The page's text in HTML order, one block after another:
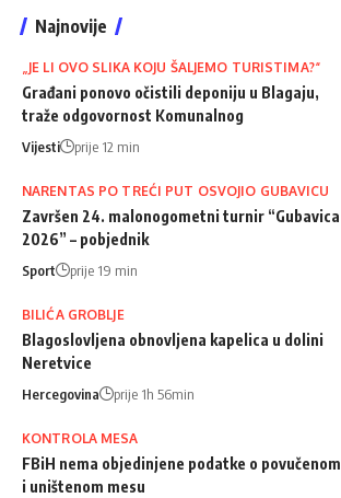
Najnovije
„JE LI OVO SLIKA KOJU ŠALJEMO TURISTIMA?“
Građani ponovo očistili deponiju u Blagaju,
traže odgovornost Komunalnog
Vijesti prije 12 min
NARENTAS PO TREĆI PUT OSVOJIO GUBAVICU
Završen 24. malonogometni turnir “Gubavica
2026” – pobjednik
Sport prije 19 min
BILIĆA GROBLJE
Blagoslovljena obnovljena kapelica u dolini
Neretvice
Hercegovina prije 1h 56min
KONTROLA MESA
FBiH nema objedinjene podatke o povučenom
i uništenom mesu